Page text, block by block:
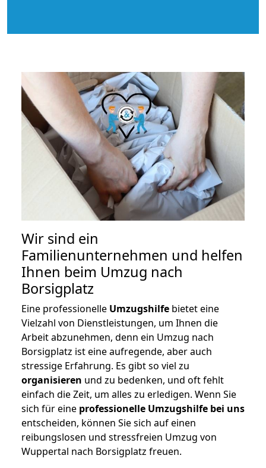
Wir sind ein
Familienunternehmen und helfen
Ihnen beim Umzug nach
Borsigplatz
Eine professionelle Umzugshilfe bietet eine
Vielzahl von Dienstleistungen, um Ihnen die
Arbeit abzunehmen, denn ein Umzug nach
Borsigplatz ist eine aufregende, aber auch
stressige Erfahrung. Es gibt so viel zu
organisieren und zu bedenken, und oft fehlt
einfach die Zeit, um alles zu erledigen. Wenn Sie
sich für eine professionelle Umzugshilfe bei uns
entscheiden, können Sie sich auf einen
reibungslosen und stressfreien Umzug von
Wuppertal nach Borsigplatz freuen.